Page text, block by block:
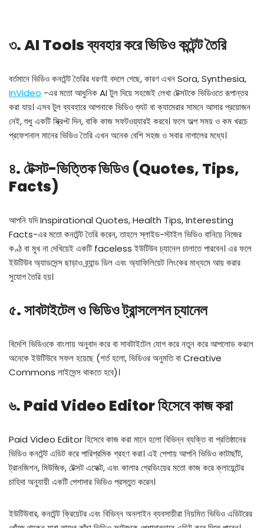
৩. AI Tools ব্যবহার করে ভিডিও কন্টেন্ট তৈরি
বর্তমানে ভিডিও কনটেন্ট তৈরির ধরণই বদলে গেছে, কারণ এখন Sora, Synthesia,
InVideo -এর মতো আধুনিক AI টুল দিয়ে সহজেই লেখা টেক্সটকে ভিডিওতে রূপান্তর
করা যায়। এসব টুল ব্যবহারে আপনাকে ভিডিও শ্যুট বা ক্যামেরার সামনে আসার প্রয়োজন
নেই, শুধু একটি স্ক্রিপ্ট দিন, বাকি কাজ সফটওয়্যারই করবে। ফলে অল্প সময় ও কম খরচে
প্রফেশনাল মানের ভিডিও তৈরি এখন অনেক বেশি সহজ ও সবার নাগালের মধ্যে।
৪. টেক্সট-ভিত্তিক ভিডিও (Quotes, Tips,
Facts)
আপনি যদি Inspirational Quotes, Health Tips, Interesting
Facts-এর মতো কনটেন্ট তৈরি করেন, তাহলে স্লাইড-স্টাইল ভিডিও বানিয়ে নিজের
কণ্ঠ বা মুখ না দেখিয়েই একটি faceless ইউটিউব চ্যানেল চালাতে পারবেন। এর ফলে
ইউটিউব অ্যাডসেন্স ছাড়াও ব্র্যান্ড ডিল এবং অ্যাফিলিয়েট লিংকের মাধ্যমে আয় করার
সুযোগ তৈরি হয়।
৫. সাবটাইটেল ও ভিডিও ট্রান্সলেশন চ্যানেল
বিদেশি ভিডিওকে বাংলায় অনুবাদ করে বা সাবটাইটেল যোগ করে নতুন করে আপলোড করলে
অনেকে ইউটিউবে সফল হয়েছে (শর্ত হলো, ভিডিওর অনুমতি বা Creative
Commons লাইসেন্স থাকতে হবে)।
৬. Paid Video Editor হিসেবে কাজ করা
Paid Video Editor হিসেবে কাজ করা মানে হলো বিভিন্ন ব্যক্তি বা প্রতিষ্ঠানের
ভিডিও কনটেন্ট এডিট করে পারিশ্রমিক গ্রহণ করা। এই পেশায় আপনি ভিডিও কাটাছাঁট,
ট্রানজিশন, মিউজিক, টেক্সট এফেক্ট, এবং কালার গ্রেডিংয়ের মতো কাজ করে ক্লায়েন্টের
চাহিদা অনুযায়ী একটি পেশাদার ভিডিও প্রস্তুত করেন।
ইউটিউবার, কনটেন্ট ক্রিয়েটর এবং বিভিন্ন অনলাইন ব্যবসায়ীরা নিয়মিত ভিডিও এডিটরের